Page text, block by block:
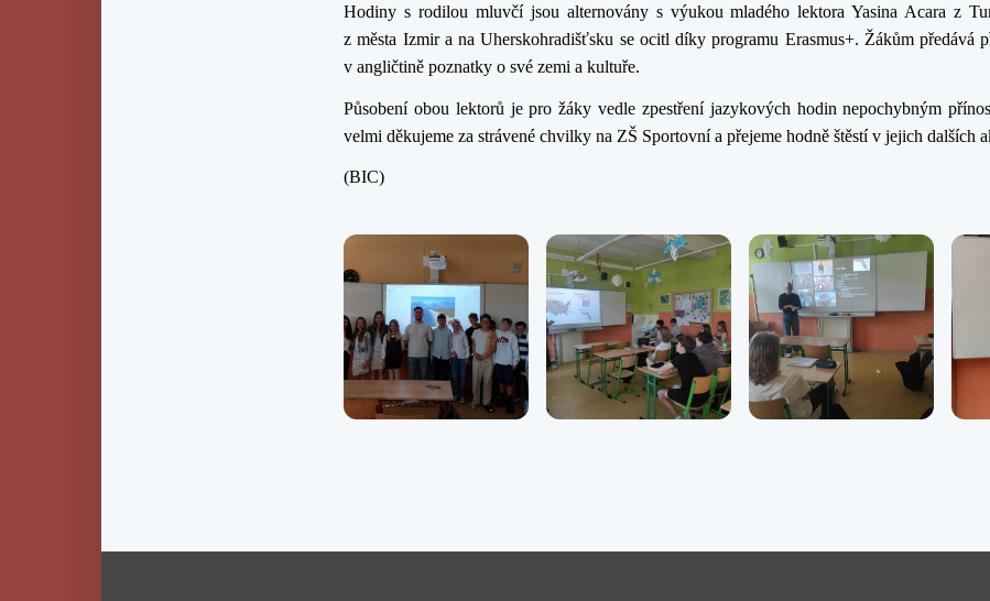
Hodiny s rodilou mluvčí jsou alternovány s výukou mladého lektora Yasina Acara z
z města Izmir a na Uherskohradišťsku se ocitl díky programu Erasmus+. Žákům předává
v angličtině poznatky o své zemi a kultuře.
Působení obou lektorů je pro žáky vedle zpestření jazykových hodin nepochybným
velmi děkujeme za strávené chvilky na ZŠ Sportovní a přejeme hodně štěstí v jejich dalších
(BIC)